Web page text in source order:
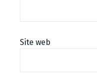
Site web